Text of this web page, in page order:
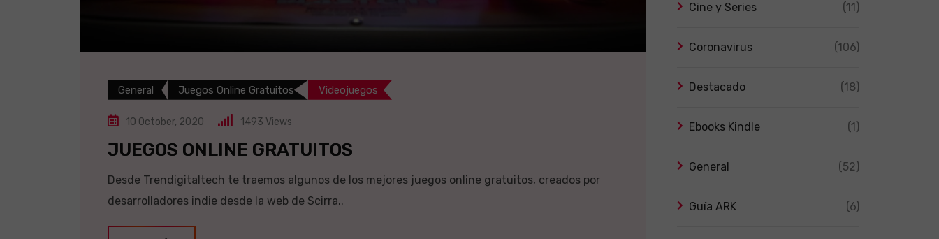
General Juegos Online Gratuitos Videojuegos
10 October, 2020 1493 Views
JUEGOS ONLINE GRATUITOS
Desde Trendigitaltech te traemos algunos de los mejores juegos online gratuitos, creados por
desarrolladores indie desde la web de Scirra..
Cine y Series (11)
Coronavirus (106)
Destacado (18)
Ebooks Kindle (1)
General (52)
Guía ARK (6)